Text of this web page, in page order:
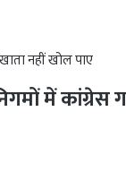
नहीं खोल पाए
में